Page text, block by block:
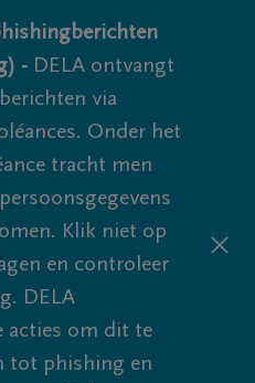
- DELA ontvangt
via
Onder het
tracht men
Klik niet op
en controleer
DELA
acties om dit te
tot phishing en